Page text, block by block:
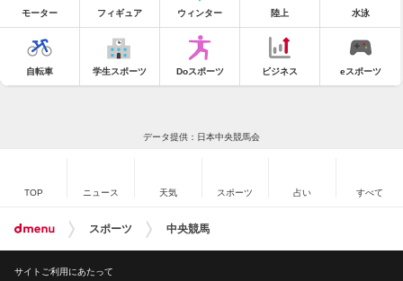
モーター フィギュア ウィンター 陸上 水泳
自転車 学生スポーツ Doスポーツ ビジネス eスポーツ
データ提供：日本中央競馬会
TOP ニュース 天気 スポーツ 占い すべて
スポーツ 中央競馬
サイトご利用にあたって